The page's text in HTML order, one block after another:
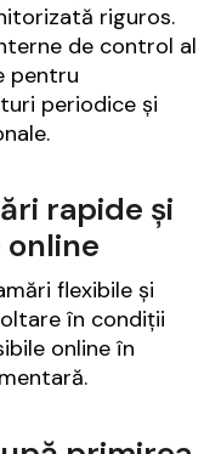
riguros.
de control al
pentru
periodice și
rapide și
flexibile și
în condiții
online în